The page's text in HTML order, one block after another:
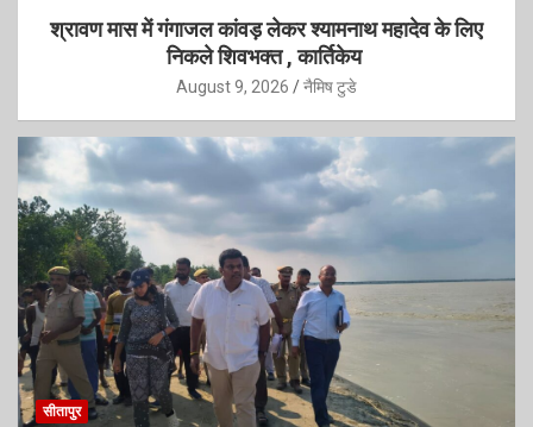
श्रावण मास में गंगाजल कांवड़ लेकर श्यामनाथ महादेव के लिए
निकले शिवभक्त , कार्तिकेय
August 9, 2026 नैमिष टुडे
सीतापुर